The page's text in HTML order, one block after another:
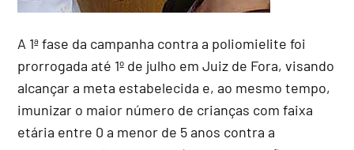
A 1ª fase da campanha contra a poliomielite foi
prorrogada até 1º de julho em Juiz de Fora, visando
alcançar a meta estabelecida e, ao mesmo tempo,
imunizar o maior número de crianças com faixa
etária entre 0 a menor de 5 anos contra a